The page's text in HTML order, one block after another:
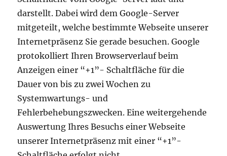
darstellt. Dabei wird dem Google-Server
mitgeteilt, welche bestimmte Webseite unserer
Internetpräsenz Sie gerade besuchen. Google
protokolliert Ihren Browserverlauf beim
Anzeigen einer “+1”- Schaltfläche für die
Dauer von bis zu zwei Wochen zu
Systemwartungs- und
Fehlerbehebungszwecken. Eine weitergehende
Auswertung Ihres Besuchs einer Webseite
unserer Internetpräsenz mit einer “+1”-